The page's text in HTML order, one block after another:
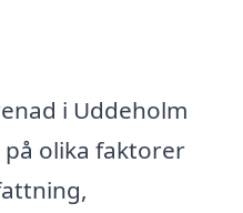
i Uddeholm
olika faktorer